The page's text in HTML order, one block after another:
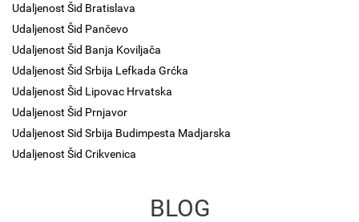
Udaljenost Šid Bratislava
Udaljenost Šid Pančevo
Udaljenost Šid Banja Koviljača
Udaljenost Šid Srbija Lefkada Grćka
Udaljenost Šid Lipovac Hrvatska
Udaljenost Šid Prnjavor
Udaljenost Sid Srbija Budimpesta Madjarska
Udaljenost Šid Crikvenica
BLOG